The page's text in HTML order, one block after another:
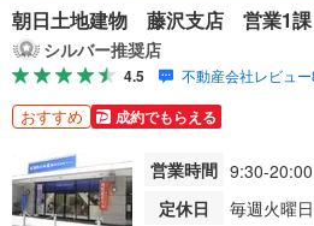
朝日土地建物 藤沢支店 営業1課
シルバー推奨店
4.5 不動産会社レビュ
おすすめ 成約でもらえる
営業時間 9:30-20:00
定休日
毎週火曜